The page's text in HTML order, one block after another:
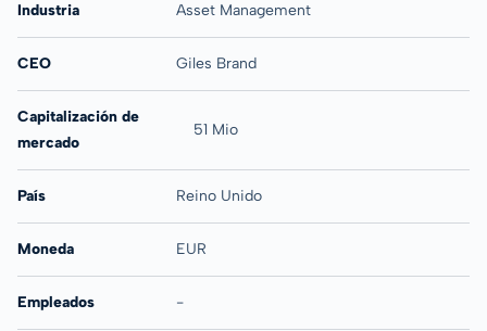
Industria Asset Management
CEO Giles Brand
Capitalización de
mercado
51 Mio
País Reino Unido
Moneda EUR
Empleados -